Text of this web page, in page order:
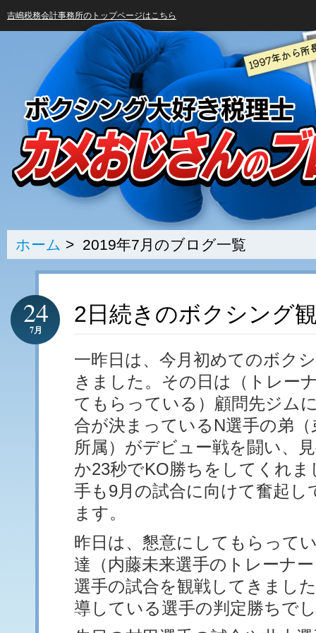
吉嶋税務会計事務所のトップページはこちら
ホーム > 2019年7月のブログ一覧
2日続きのボクシング
24
7月
一昨日は、今月初めてのボク
きました。その日は（トレー
てもらっている）顧問先ジム
合が決まっているN選手の弟
所属）がデビュー戦を闘い、
か23秒でKO勝ちをしてくれ
手も9月の試合に向けて奮起し
ます。
昨日は、懇意にしてもらって
達（内藤未来選手のトレーナ
選手の試合を観戦してきまし
導している選手の判定勝ちで